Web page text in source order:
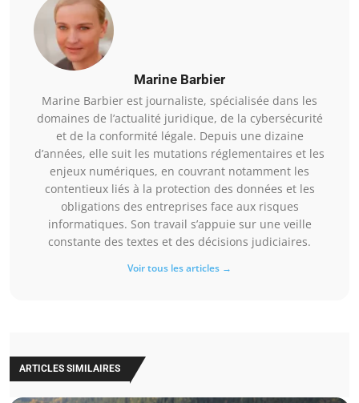
Marine Barbier
Marine Barbier est journaliste, spécialisée dans les
domaines de l’actualité juridique, de la cybersécurité
et de la conformité légale. Depuis une dizaine
d’années, elle suit les mutations réglementaires et les
enjeux numériques, en couvrant notamment les
contentieux liés à la protection des données et les
obligations des entreprises face aux risques
informatiques. Son travail s’appuie sur une veille
constante des textes et des décisions judiciaires.
Voir tous les articles →
ARTICLES SIMILAIRES